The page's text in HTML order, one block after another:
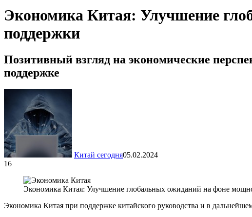
Экономика Китая: Улучшение
поддержки
Позитивный взгляд на экономические
поддержке
Китай сегодня05.02.2024
16
Экономика Китая: Улучшение глобальных ожиданий на фоне
Экономика Китая при поддержке китайского руководства и в